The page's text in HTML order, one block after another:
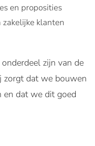
en proposities
klanten
zijn van de
zorgt dat we bouwen
en dat we dit goed